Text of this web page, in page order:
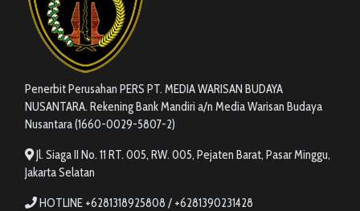
Penerbit Perusahan PERS PT. MEDIA WARISAN BUDAYA
NUSANTARA. Rekening Bank Mandiri a/n Media Warisan Budaya
Nusantara (1660-0029-5807-2)
Jl. Siaga II No. 11 RT. 005, RW. 005, Pejaten Barat, Pasar Minggu,
Jakarta Selatan
HOTLINE +6281318925808 / +6281390231428